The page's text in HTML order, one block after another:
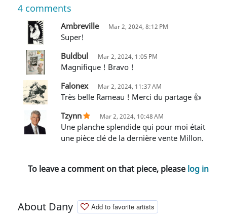
4 comments
Ambreville Mar 2, 2024, 8:12 PM
Super!
Buldbul
Mar 2, 2024, 1:05 PM
Magnifique ! Bravo !
Falonex
Mar 2, 2024, 11:37 AM
Très belle Rameau ! Merci du partage 👍
Tzynn
Mar 2, 2024, 10:48 AM
Une planche splendide qui pour moi était
une pièce clé de la dernière vente Millon.
To leave a comment on that piece, please log in
About Dany Add to favorite artists